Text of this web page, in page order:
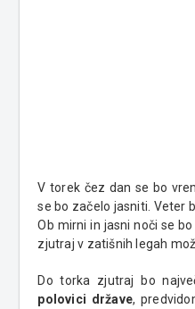
V torek čez dan se bo
se bo začelo jasniti. Veter
Ob mirni in jasni noči se
zjutraj v zatišnih legah
Do torka zjutraj bo
polovici države,